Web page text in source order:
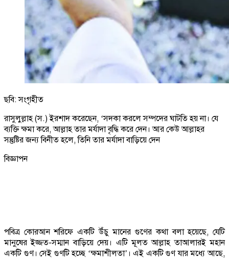
ছবি: সংগৃহীত
রাসুলুল্লাহ (স.) ইরশাদ করেছেন, ‘সদকা করলে সম্পদের ঘাটতি হয় না। যে
ব্যক্তি ক্ষমা করে, আল্লাহ তার মর্যাদা বৃদ্ধি করে দেন। আর কেউ আল্লাহর
সন্তুষ্টির জন্য বিনীত হলে, তিনি তার মর্যাদা বাড়িয়ে দেন
বিজ্ঞাপন
পবিত্র কোরআন শরিফে একটি উঁচু মানের গুণের কথা বলা হয়েছে, যেটি
মানুষের ইজ্জত-সম্মান বাড়িয়ে দেয়। এটি মূলত আল্লাহ তাআলারই মহান
একটি গুণ। সেই গুণটি হচ্ছে ‘ক্ষমাশীলতা’। এই একটি গুণ যার মধ্যে আছে,